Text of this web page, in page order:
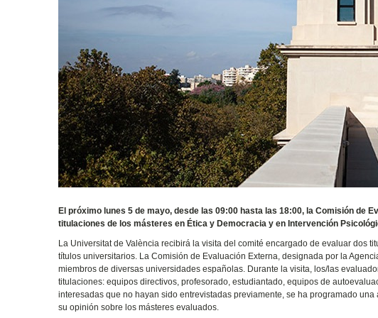
El próximo lunes 5 de mayo, desde las 09:00 hasta las 18:00, la Comisión de
titulaciones de los másteres en Ética y Democracia y en Intervención
La Universitat de València recibirá la visita del comité encargado de evaluar dos
títulos universitarios. La Comisión de Evaluación Externa, designada por la
miembros de diversas universidades españolas. Durante la visita, los/las
titulaciones: equipos directivos, profesorado, estudiantado, equipos de
interesadas que no hayan sido entrevistadas previamente, se ha programado
su opinión sobre los másteres evaluados.